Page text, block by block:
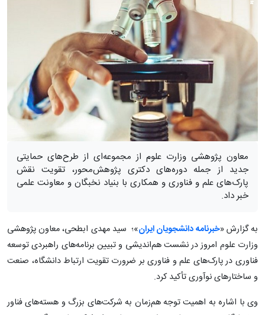
معاون پژوهشی وزارت علوم از مجموعه‌ای از طرح‌های حمایتی
جدید از جمله دوره‌های دکتری پژوهش‌محور، تقویت نقش
پارک‌های علم و فناوری و همکاری با بنیاد نخبگان و معاونت علمی
خبر داد.
به گزارش «خبرنامه دانشجویان ایران»؛ سید مهدی ابطحی، معاون پژوهشی
وزارت علوم امروز در نشست هم‌اندیشی و تبیین برنامه‌های راهبردی توسعه
فناوری در پارک‌های علم و فناوری بر ضرورت تقویت ارتباط دانشگاه، صنعت
و ساختارهای نوآوری تأکید کرد.
وی با اشاره به اهمیت توجه هم‌زمان به شرکت‌های بزرگ و هسته‌های فناور